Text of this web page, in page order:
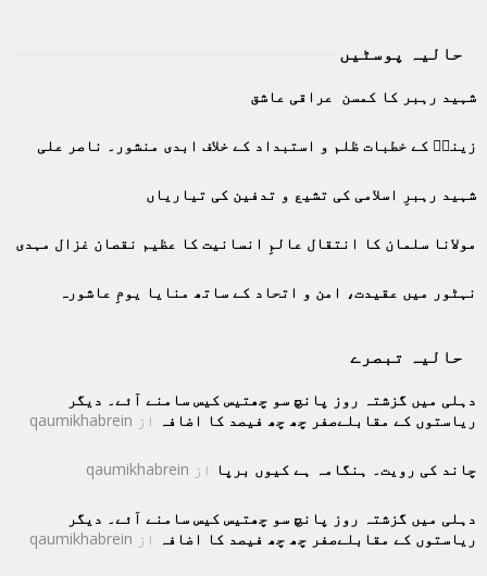
f
r
E
A
R
C
H
حالیہ پوسٹیں
شہید رہبر کا کمسن عراقی عاشق
زینبؑ کے خطبات ظلم و استبداد کے خلاف ابدی منشور۔ ناصر علی
شہید رہبرِ اسلامی کی تشیع و تدفین کی تیاریاں
مولانا سلمان کا انتقال عالمِ انسانیت کا عظیم نقصان غزال مہدی
نہٹور میں عقیدت، امن و اتحاد کے ساتھ منایا یومِ عاشورہ
حالیہ تبصرے
دہلی میں گزشتہ روز پانچ سو چھتیس کیس سامنے آئے۔ دیگر
ریاستوں کے مقابلےصفر چھ چھ فیصد کا اضافہ از qaumikhabrein
چاند کی رویت۔ ہنگامہ ہے کیوں برپا از qaumikhabrein
دہلی میں گزشتہ روز پانچ سو چھتیس کیس سامنے آئے۔ دیگر
ریاستوں کے مقابلےصفر چھ چھ فیصد کا اضافہ از qaumikhabrein